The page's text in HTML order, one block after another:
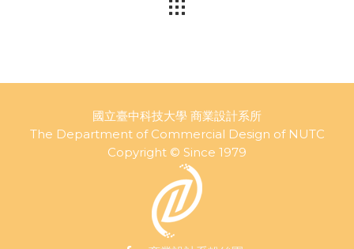
國立臺中科技大學 商業設計系所
The Department of Commercial Design of NUTC
Copyright © Since 1979